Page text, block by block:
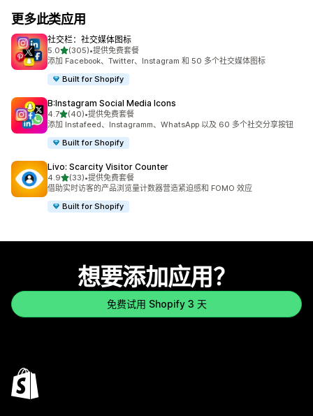
更多此类应用
社交栏：社交媒体图标
5.0星（满分 5 星）
(305)
总共 305 条评论
•提供免费套餐
添加 Facebook、Twitter、Instagram 和 50 多个社交媒体图标
Built for Shopify
B:Instagram Social Media Icons
4.7星（满分 5 星）
(40)
总共 40 条评论
•提供免费套餐
添加 Instafeed、Instagramm、WhatsApp 以及 60 多个社交分享按钮
Built for Shopify
Livo: Scarcity Visitor Counter
4.9星（满分 5 星）
(33)
总共 33 条评论
•提供免费套餐
借助实时访客的产品浏览量计数器营造紧迫感和 FOMO 效应
Built for Shopify
想要添加应用？
免费试用 Shopify 3 天